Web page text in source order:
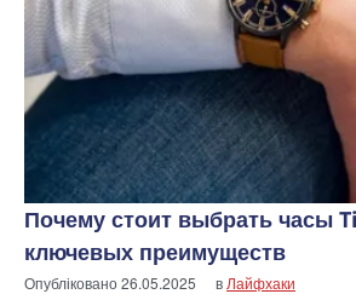
Почему стоит выбрать часы
ключевых преимуществ
Опубліковано26.05.2025 в Лайфхаки